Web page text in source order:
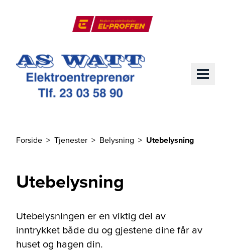
Forside Tjenester Belysning Utebelysning
Utebelysning
Utebelysningen er en viktig del av
inntrykket både du og gjestene dine får av
huset og hagen din.